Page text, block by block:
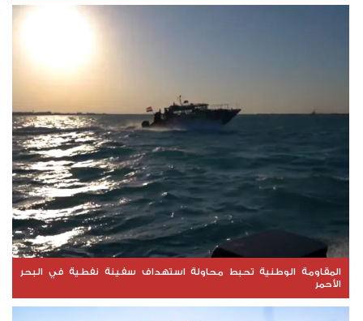
المقاومة الوطنية تحبط محاولة استهداف سفينة نفطية في البحر
الأحمر